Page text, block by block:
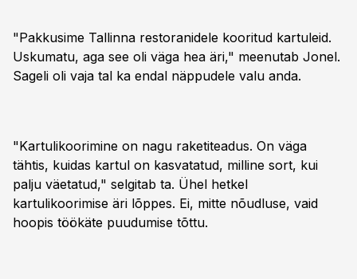
"Pakkusime Tallinna restoranidele kooritud kartuleid.
Uskumatu, aga see oli väga hea äri," meenutab Jonel.
Sageli oli vaja tal ka endal näppudele valu anda.
"Kartulikoorimine on nagu raketiteadus. On väga
tähtis, kuidas kartul on kasvatatud, milline sort, kui
palju väetatud," selgitab ta. Ühel hetkel
kartulikoorimise äri lõppes. Ei, mitte nõudluse, vaid
hoopis töökäte puudumise tõttu.